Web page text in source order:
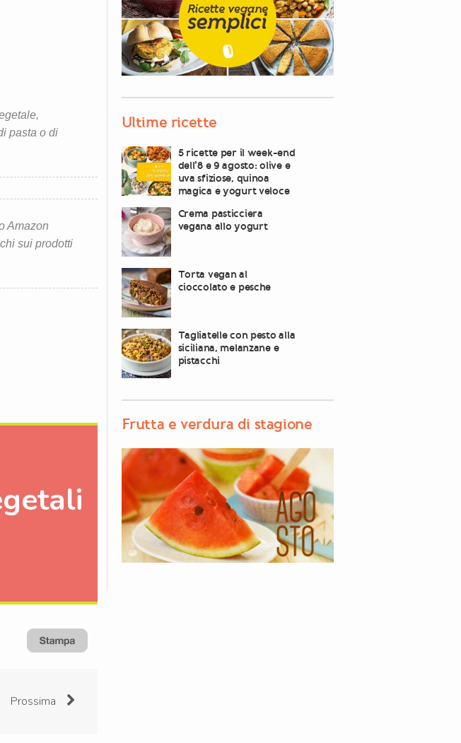
pasta o di
Amazon
sui prodotti
Prossima
Ultime ricette
5 ricette per il week-end
dell’8 e 9 agosto: olive e
uva sfiziose, quinoa
magica e yogurt veloce
Crema pasticciera
vegana allo yogurt
Torta vegan al
cioccolato e pesche
Tagliatelle con pesto alla
siciliana, melanzane e
pistacchi
Frutta e verdura di stagione